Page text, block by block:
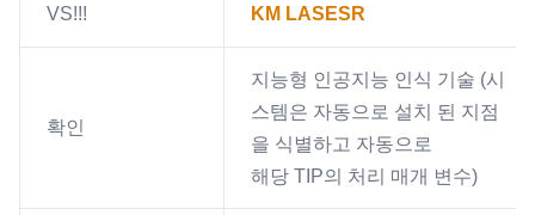
VS!!! KM LASESR
확인
지능형 인공지능 인식 기술 (시
스템은 자동으로 설치 된 지점
을 식별하고 자동으로
해당 TIP의 처리 매개 변수)